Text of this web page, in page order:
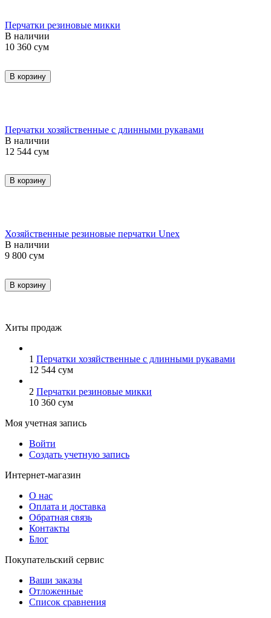
Перчатки резиновые микки
В наличии
10 360 сум
В корзину
Перчатки хозяйственные с длинными рукавами
В наличии
12 544 сум
В корзину
Хозяйственные резиновые перчатки Unex
В наличии
9 800 сум
В корзину
Хиты продаж
1 Перчатки хозяйственные с длинными рукавами
12 544 сум
2 Перчатки резиновые микки
10 360 сум
Моя учетная запись
Войти
Создать учетную запись
Интернет-магазин
О нас
Оплата и доставка
Обратная связь
Контакты
Блог
Покупательский сервис
Ваши заказы
Отложенные
Список сравнения